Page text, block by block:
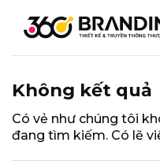
dung
Không kết quả
Có vẻ như chúng tôi
đang tìm kiếm. Có lẽ